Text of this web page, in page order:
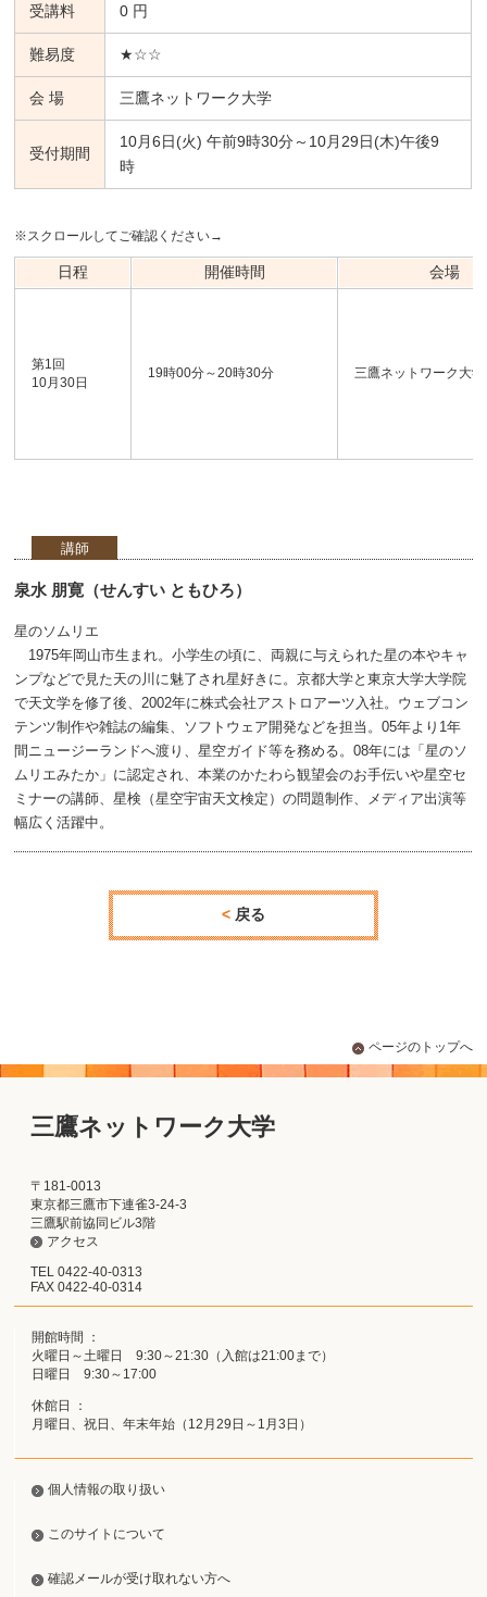
受講料 0 円
難易度 ★☆☆
会 場 三鷹ネットワーク大学
受付期間
10月6日(火) 午前9時30分～10月29日(木)午後9
時
※スクロールしてご確認ください→
日程 開催時間 会場
第1回
10月30日
19時00分～20時30分 三鷹ネットワーク大学
講師
泉水 朋寛（せんすい ともひろ）
星のソムリエ
1975年岡山市生まれ。小学生の頃に、両親に与えられた星の本やキャ
ンプなどで見た天の川に魅了され星好きに。京都大学と東京大学大学院
で天文学を修了後、2002年に株式会社アストロアーツ入社。ウェブコン
テンツ制作や雑誌の編集、ソフトウェア開発などを担当。05年より1年
間ニュージーランドへ渡り、星空ガイド等を務める。08年には「星のソ
ムリエみたか」に認定され、本業のかたわら観望会のお手伝いや星空セ
ミナーの講師、星検（星空宇宙天文検定）の問題制作、メディア出演等
幅広く活躍中。
戻る
ページのトップへ
三鷹ネットワーク大学
〒181-0013
東京都三鷹市下連雀3-24-3
三鷹駅前協同ビル3階
アクセス
TEL 0422-40-0313
FAX 0422-40-0314
開館時間 ：
火曜日～土曜日 9:30～21:30（入館は21:00まで）
日曜日 9:30～17:00
休館日 ：
月曜日、祝日、年末年始（12月29日～1月3日）
個人情報の取り扱い
このサイトについて
確認メールが受け取れない方へ